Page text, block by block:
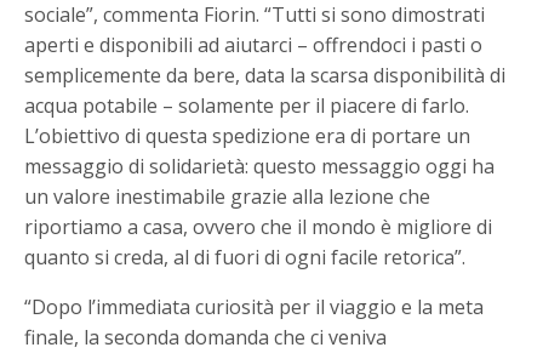
sociale”, commenta Fiorin. “Tutti si sono dimostrati
aperti e disponibili ad aiutarci – offrendoci i pasti o
semplicemente da bere, data la scarsa disponibilità di
acqua potabile – solamente per il piacere di farlo.
L’obiettivo di questa spedizione era di portare un
messaggio di solidarietà: questo messaggio oggi ha
un valore inestimabile grazie alla lezione che
riportiamo a casa, ovvero che il mondo è migliore di
quanto si creda, al di fuori di ogni facile retorica”.
“Dopo l’immediata curiosità per il viaggio e la meta
finale, la seconda domanda che ci veniva